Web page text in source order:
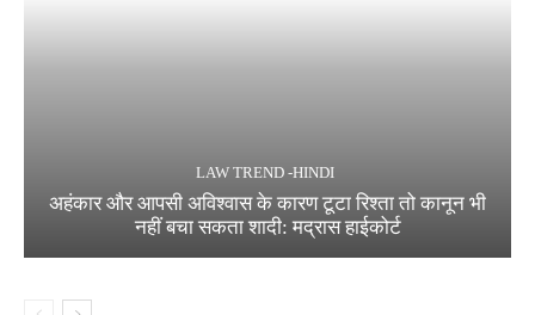
LAW TREND -HINDI
अहंकार और आपसी अविश्वास के कारण टूटा रिश्ता तो कानून भी
नहीं बचा सकता शादी: मद्रास हाईकोर्ट